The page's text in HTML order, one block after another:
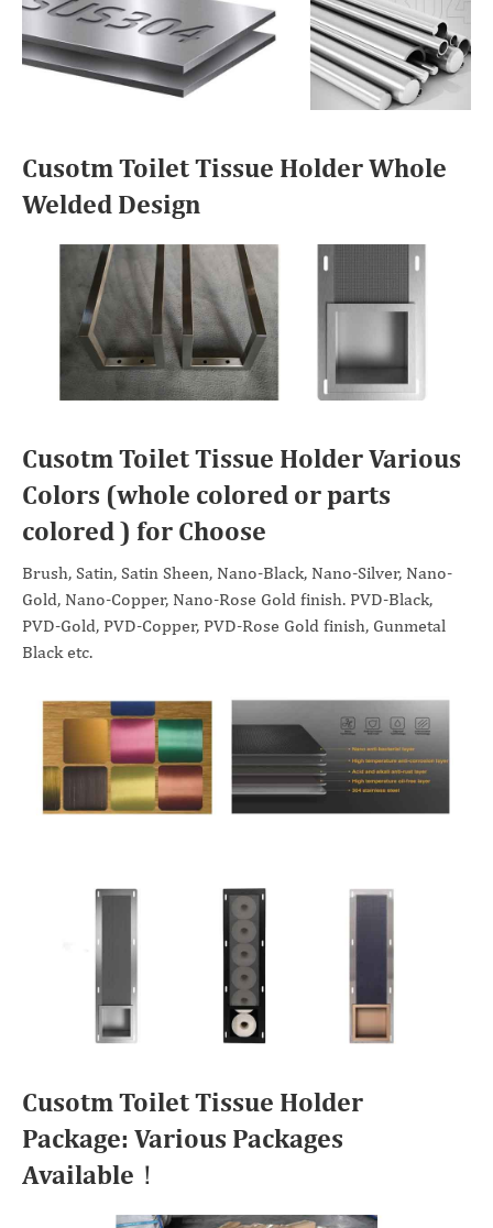
Cusotm Toilet Tissue Holder Whole
Welded Design
Cusotm Toilet Tissue Holder Various
Colors (whole colored or parts
colored ) for Choose
Brush, Satin, Satin Sheen, Nano-Black, Nano-Silver, Nano-
Gold, Nano-Copper, Nano-Rose Gold finish. PVD-Black,
PVD-Gold, PVD-Copper, PVD-Rose Gold finish, Gunmetal
Black etc.
Cusotm Toilet Tissue Holder
Package: Various Packages
Available！